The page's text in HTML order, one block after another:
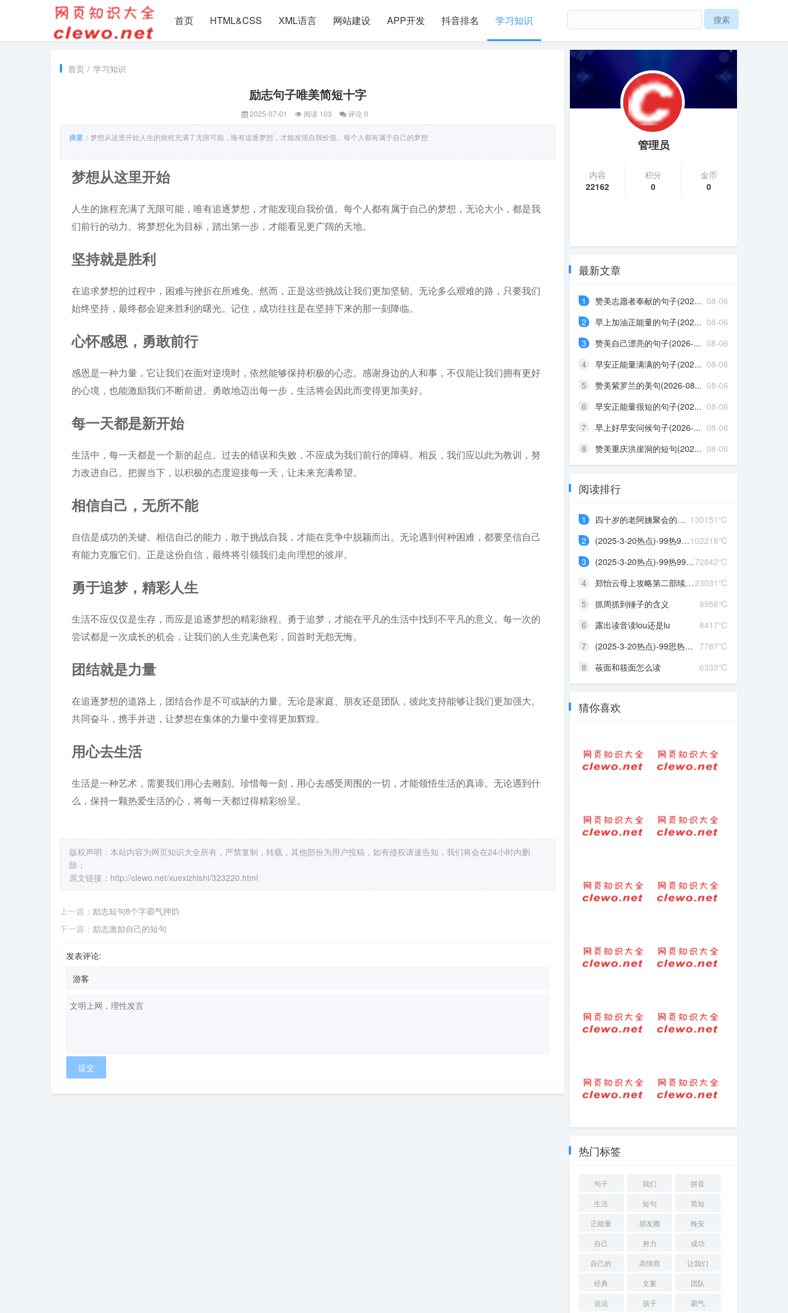
首页 HTML&CSS XML语言 网站建设 APP开发 抖音排名 学习知识
首页 / 学习知识
励志句子唯美简短十字
2025-07-01 阅读 103 评论 0
摘要： 梦想从这里开始人生的旅程充满了无限可能，唯有追逐梦想，才能发现自我价值。每个人都有属于自己的梦想
梦想从这里开始
人生的旅程充满了无限可能，唯有追逐梦想，才能发现自我价值。每个人都有属于自己的梦想，无论大小，都是我
们前行的动力。将梦想化为目标，踏出第一步，才能看见更广阔的天地。
坚持就是胜利
在追求梦想的过程中，困难与挫折在所难免。然而，正是这些挑战让我们更加坚韧。无论多么艰难的路，只要我们
始终坚持，最终都会迎来胜利的曙光。记住，成功往往是在坚持下来的那一刻降临。
心怀感恩，勇敢前行
感恩是一种力量，它让我们在面对逆境时，依然能够保持积极的心态。感谢身边的人和事，不仅能让我们拥有更好
的心境，也能激励我们不断前进。勇敢地迈出每一步，生活将会因此而变得更加美好。
每一天都是新开始
生活中，每一天都是一个新的起点。过去的错误和失败，不应成为我们前行的障碍。相反，我们应以此为教训，努
力改进自己。把握当下，以积极的态度迎接每一天，让未来充满希望。
相信自己，无所不能
自信是成功的关键。相信自己的能力，敢于挑战自我，才能在竞争中脱颖而出。无论遇到何种困难，都要坚信自己
有能力克服它们。正是这份自信，最终将引领我们走向理想的彼岸。
勇于追梦，精彩人生
生活不应仅仅是生存，而应是追逐梦想的精彩旅程。勇于追梦，才能在平凡的生活中找到不平凡的意义。每一次的
尝试都是一次成长的机会，让我们的人生充满色彩，回首时无怨无悔。
团结就是力量
在追逐梦想的道路上，团结合作是不可或缺的力量。无论是家庭、朋友还是团队，彼此支持能够让我们更加强大。
共同奋斗，携手并进，让梦想在集体的力量中变得更加辉煌。
用心去生活
生活是一种艺术，需要我们用心去雕刻。珍惜每一刻，用心去感受周围的一切，才能领悟生活的真谛。无论遇到什
么，保持一颗热爱生活的心，将每一天都过得精彩纷呈。
版权声明：本站内容为网页知识大全所有，严禁复制，转载，其他部份为用户投稿，如有侵权请速告知，我们将会在24小时内删
除；
原文链接： http://clewo.net/xuexizhishi/323220.html
上一篇： 励志短句8个字霸气押韵
下一篇： 励志激励自己的短句
发表评论:
管理员
内容
22162
积分
0
金币
0
最新文章
08-06
1
赞美志愿者奉献的句子(202...
08-06
2
早上加油正能量的句子(202...
08-06
3
赞美自己漂亮的句子(2026-...
08-06
4
早安正能量满满的句子(202...
08-06
5
赞美紫罗兰的美句(2026-08...
08-06
6
早安正能量很短的句子(202...
08-06
7
早上好早安问候句子(2026-...
08-06
8 赞美重庆洪崖洞的短句(202...
阅读排行
130151℃
1
四十岁的老阿姨聚会的说说...
102218℃
2
(2025-3-20热点)-99热99热...
72842℃
3
(2025-3-20热点)-99热99热...
23031℃
4
郑怡云母上攻略第二部续写...
8958℃
5
抓周抓到锤子的含义
8417℃
6
露出读音读lou还是lu
7787℃
7
(2025-3-20热点)-99思热这...
6333℃
8 莜面和筱面怎么读
猜你喜欢
聚力的唯美句
子）
人的励志短句）
的事绘本课件)
句子，穿越火线
战队名称(81句)
句大放光彩)
友：捐给北方一
点吧！
热门标签
句子 我们
拼音
生活
短句
简短
正能量
朋友圈
晚安
自己
努力
成功
自己的
高情商
让我们
经典
文案
团队
说说
孩子 霸气